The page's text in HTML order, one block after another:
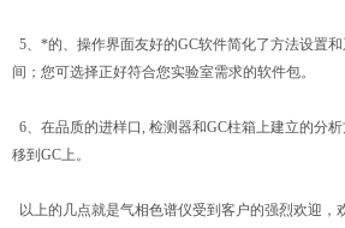
5、*的、操作界面友好的GC软件简化了方法设置
间；您可选择正好符合您实验室需求的软件包。
6、在品质的进样口, 检测器和GC柱箱上建立的分
移到GC上。
以上的几点就是气相色谱仪受到客户的强烈欢迎，